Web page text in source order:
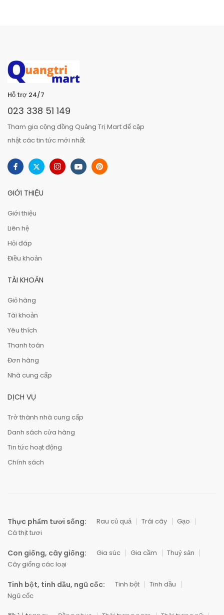
Hỗ trợ 24/7
023 338 51 149
Tham gia cộng đồng Quảng Trị Mart để cập
nhật các tin tức mới nhất
GIỚI THIỆU
Giới thiệu
Liên hệ
Hỏi đáp
Điều khoản
TÀI KHOẢN
Giỏ hàng
Tài khoản
Yêu thích
Thanh toán
Đơn hàng
Nhà cung cấp
DỊCH VỤ
Trở thành nhà cung cấp
Danh sách cửa hàng
Tin tức hoạt động
Chính sách
Thực phẩm tươi sống: Rau củ quả Trái cây
Gạo
Cá thịt tươi
Con giống, cây giống: Gia súc Gia cầm
Thuỷ sản
Cây giống các loại
Tinh bột, tinh dầu, ngũ cốc: Tinh bột
Tinh dầu
Ngũ cốc